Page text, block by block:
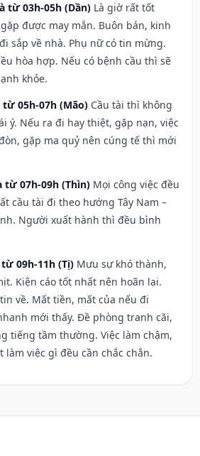
từ 03h-05h (Dần) Là giờ rất tốt
được may mắn. Buôn bán, kinh
sắp về nhà. Phụ nữ có tin mừng.
hòa hợp. Nếu có bệnh cầu thì sẽ
khỏe.
từ 05h-07h (Mão) Cầu tài thì không
ý. Nếu ra đi hay thiệt, gặp nạn, việc
gặp ma quỷ nên cúng tế thì mới
từ 07h-09h (Thìn) Mọi công việc đều
cầu tài đi theo hướng Tây Nam –
Người xuất hành thì đều bình
09h-11h (Tị) Mưu sự khó thành,
Kiện cáo tốt nhất nên hoãn lại.
về. Mất tiền, mất của nếu đi
mới thấy. Đề phòng tranh cãi,
tiếng tầm thường. Việc làm chậm,
việc gì đều cần chắc chắn.